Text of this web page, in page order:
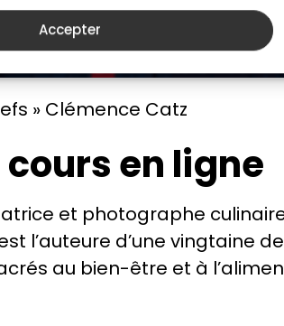
Accepter
» Clémence Catz
en ligne
et photographe
l’auteure d’une vingtaine
au bien-être et à